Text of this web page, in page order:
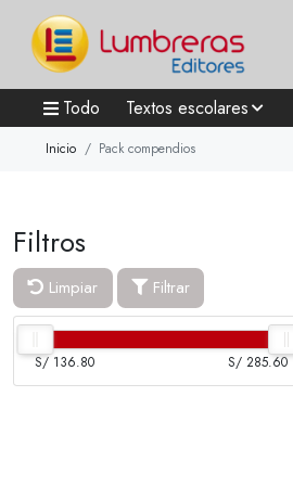
Todo Textos escolares
Inicio Pack compendios
Filtros
Limpiar Filtrar
S/ 136.80 S/ 285.60